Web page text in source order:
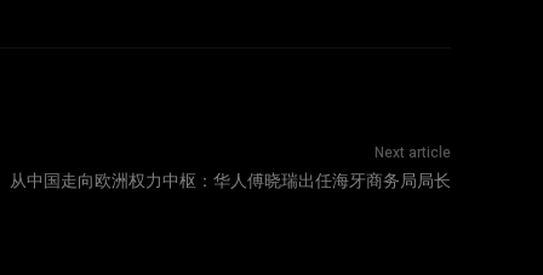
Next article
从中国走向欧洲权力中枢：华人傅晓瑞出任海牙商务局局长